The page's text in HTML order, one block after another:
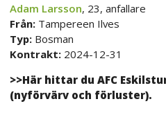
Adam Larsson, 23, anfallare
Från: Tampereen Ilves
Typ: Bosman
Kontrakt: 2024-12-31
>>Här hittar du AFC
(nyförvärv och förluster).